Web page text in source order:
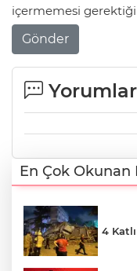
içermemesi
Gönder
En Çok Okunan
4